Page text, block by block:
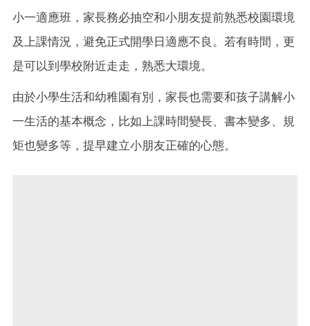
小一適應班，家長務必抽空和小朋友提前熟悉校園環境
及上課情況，避免正式開學日適應不良。若有時間，更
是可以到學校附近走走，熟悉大環境。
由於小學生活和幼稚園有別，家長也需要和孩子講解小
一生活的基本概念，比如上課時間變長、書本變多、規
矩也變多等，提早建立小朋友正確的心態。